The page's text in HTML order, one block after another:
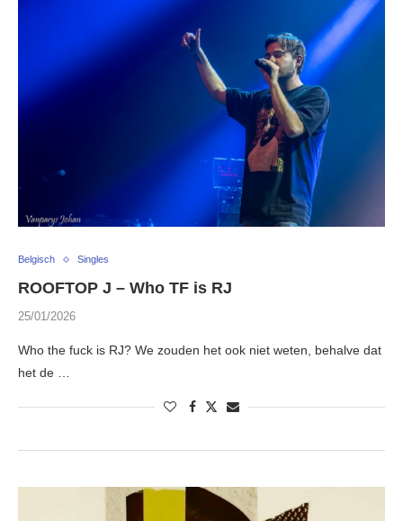
Belgisch Singles
ROOFTOP J – Who TF is RJ
25/01/2026
Who the fuck is RJ? We zouden het ook niet weten, behalve dat
het de …